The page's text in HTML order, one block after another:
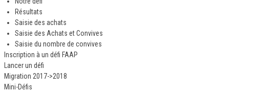
Résultats
Saisie des achats
Saisie des Achats et Convives
Saisie du nombre de convives
Inscription à un défi FAAP
Lancer un défi
Migration 2017->2018
Mini-Défis